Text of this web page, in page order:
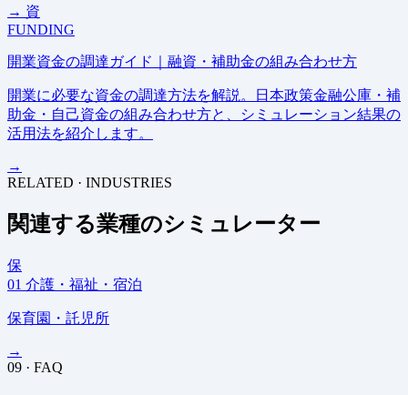
→ 資
FUNDING
開業資金の調達ガイド｜融資・補助金の組み合わせ方
開業に必要な資金の調達方法を解説。日本政策金融公庫・補
助金・自己資金の組み合わせ方と、シミュレーション結果の
活用法を紹介します。
→
RELATED · INDUSTRIES
関連する業種のシミュレーター
保
01 介護・福祉・宿泊
保育園・託児所
→
09 · FAQ